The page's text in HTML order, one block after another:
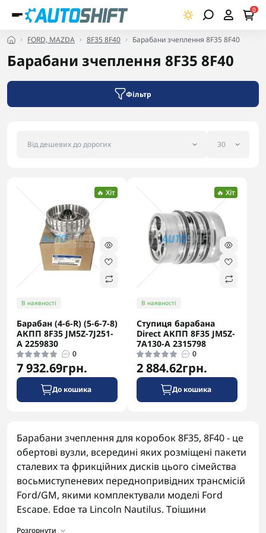
0
FORD, MAZDA 8F35 8F40 Барабани зчеплення 8F35 8F40
Барабани зчеплення 8F35 8F40
Фільтр
🔥 Хіт
В наявності
Барабан (4-6-R) (5-6-7-8)
АКПП 8F35 JM5Z-7J251-
A 2259830
0
7 932.69грн.
До кошика
🔥 Хіт
В наявності
Ступиця барабана
Direct АКПП 8F35 JM5Z-
7A130-A 2315798
0
2 884.62грн.
До кошика
Барабани зчеплення для коробок 8F35, 8F40 - це
обертові вузли, всередині яких розміщені пакети
сталевих та фрикційних дисків цього сімейства
восьмиступеневих переднопривідних трансмісій
Ford/GM, якими комплектували моделі Ford
Escape, Edge та Lincoln Nautilus. Тріщини
Розгорнути